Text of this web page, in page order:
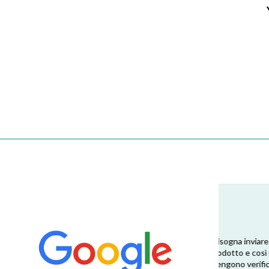
Esperienza eccellente. Bisogna inviare la
foto dell’etichetta del prodotto e così i
pezzi di ricambio esatti vengono verificati
pezzo
minore